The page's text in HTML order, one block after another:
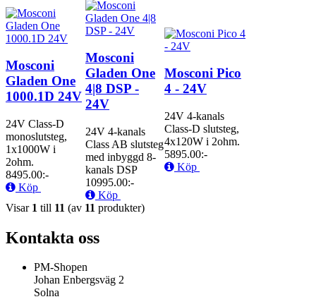
Mosconi
Gladen One
1000.1D 24V
24V Class-D
monoslutsteg,
1x1000W i
2ohm.
8495.00:-
Köp
Mosconi
Gladen One
4|8 DSP -
24V
24V 4-kanals
Class AB slutsteg
med inbyggd 8-
kanals DSP
10995.00:-
Köp
Mosconi Pico
4 - 24V
24V 4-kanals
Class-D slutsteg,
4x120W i 2ohm.
5895.00:-
Köp
Visar 1 till 11 (av 11 produkter)
Kontakta oss
PM-Shopen
Johan Enbergsväg 2
Solna